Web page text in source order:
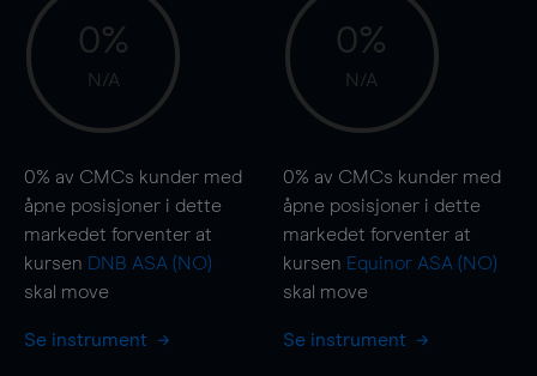
0%
N/A
0% av CMCs kunder med
åpne posisjoner i dette
markedet forventer at
kursen DNB ASA (NO)
skal move
Se instrument
0%
N/A
0% av CMCs kunder med
åpne posisjoner i dette
markedet forventer at
kursen Equinor ASA (NO)
skal move
Se instrument